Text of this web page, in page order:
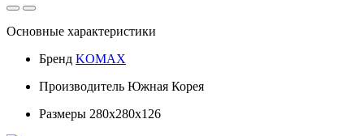
Основные характеристики
Бренд KOMAX
Производитель Южная Корея
Размеры 280x280x126